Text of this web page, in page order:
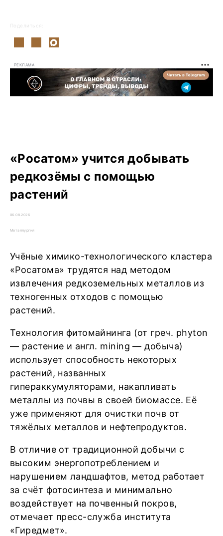
Поделиться:
РЕКЛАМА
«Росатом» учится добывать
редкозёмы с помощью
растений
06.08.2026
Металлургия
Учёные химико-технологического кластера
«Росатома» трудятся над методом
извлечения редкоземельных металлов из
техногенных отходов с помощью
растений.
Технология фитомайнинга (от греч. phyton
— растение и англ. mining — добыча)
использует способность некоторых
растений, названных
гипераккумуляторами, накапливать
металлы из почвы в своей биомассе. Её
уже применяют для очистки почв от
тяжёлых металлов и нефтепродуктов.
В отличие от традиционной добычи с
высоким энергопотреблением и
нарушением ландшафтов, метод работает
за счёт фотосинтеза и минимально
воздействует на почвенный покров,
отмечает пресс-служба института
«Гиредмет».